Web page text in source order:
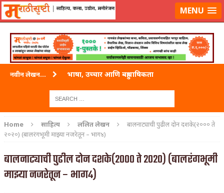
लॉग-इन करा|लेखक नोंदणी कराMENU
नवीन लेखन... भाषा, उच्चार आणि बहुभाषिकता
ताम्र – एक अफलातून धातू (COPPER)
जेव्हा मी आडनांव बदलले
अशी एक कविता लिहू इच्छिते
पाटलाची विहीर
Home साहित्य ललित लेखन
बालनाट्याची पुढील दोन दशके(२००० ते
२०२०) (बालरंगभूमी माझ्या नजरेतून – भाग४)
बालनाट्याची पुढील दोन दशके(२००० ते २०२०) (बालरंगभूमी
माझ्या नजरेतून – भाग४)